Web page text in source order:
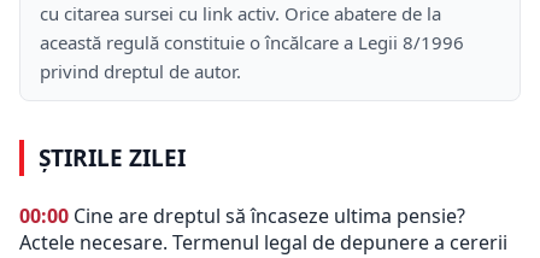
cu citarea sursei cu link activ. Orice abatere de la
această regulă constituie o încălcare a Legii 8/1996
privind dreptul de autor.
ȘTIRILE ZILEI
00:00 Cine are dreptul să încaseze ultima pensie?
Actele necesare. Termenul legal de depunere a cererii